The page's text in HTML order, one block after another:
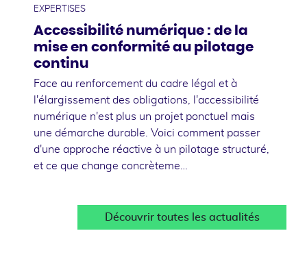
EXPERTISES
Accessibilité numérique : de la
mise en conformité au pilotage
continu
Face au renforcement du cadre légal et à
l'élargissement des obligations, l'accessibilité
numérique n'est plus un projet ponctuel mais
une démarche durable. Voici comment passer
d'une approche réactive à un pilotage structuré,
et ce que change concrèteme…
Découvrir toutes les actualités